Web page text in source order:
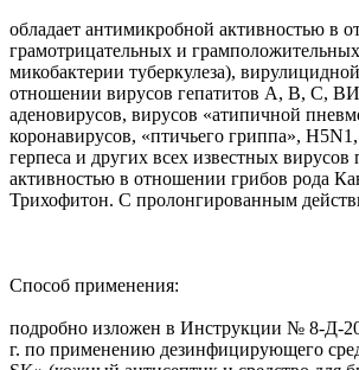
обладает антимикробной активностью в
грамотрицательных и
микобактерии туберкулеза),
отношении вирусов гепатитов А, В, С,
аденовирусов, вирусов «атипичной
коронавирусов, «птичьего гриппа»,
герпеса и других всех известных вирусов
активностью в отношении грибов рода
Трихофитон. С пролонгированным
Способ применения:
подробно изложен в Инструкции № 8-Д-
г. по применению дезинфицирующего